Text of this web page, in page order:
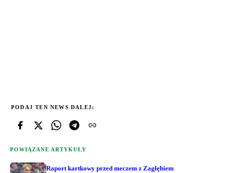
PODAJ TEN NEWS DALEJ:
POWIĄZANE ARTYKUŁY
Raport kartkowy przed meczem z Zagłębiem